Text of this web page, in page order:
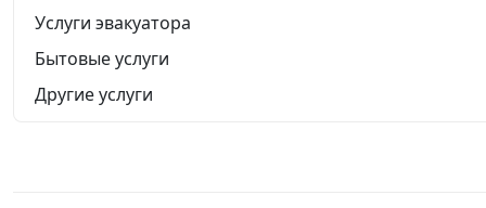
Услуги эвакуатора
Бытовые услуги
Другие услуги